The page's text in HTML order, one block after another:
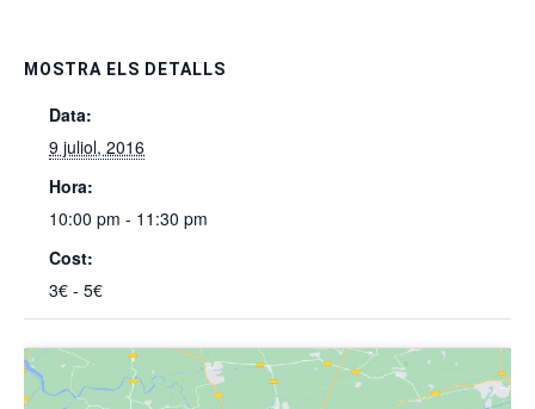
MOSTRA ELS DETALLS
Data:
9 juliol, 2016
Hora:
10:00 pm - 11:30 pm
Cost:
3€ - 5€